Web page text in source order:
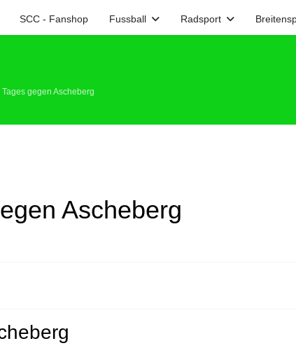
SCC - Fanshop Fussball Radsport
gegen Ascheberg
Ascheberg